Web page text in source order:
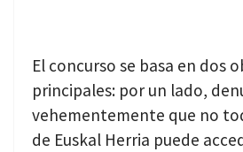
El concurso se basa en dos
principales: por un lado,
vehementemente que no
de Euskal Herria puede